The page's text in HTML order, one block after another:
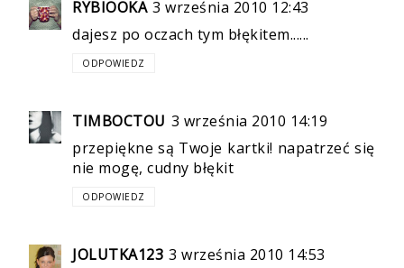
RYBIOOKA 3 września 2010 12:43
dajesz po oczach tym błękitem......
ODPOWIEDZ
TIMBOCTOU 3 września 2010 14:19
przepiękne są Twoje kartki! napatrzeć się
nie mogę, cudny błękit
ODPOWIEDZ
JOLUTKA123 3 września 2010 14:53